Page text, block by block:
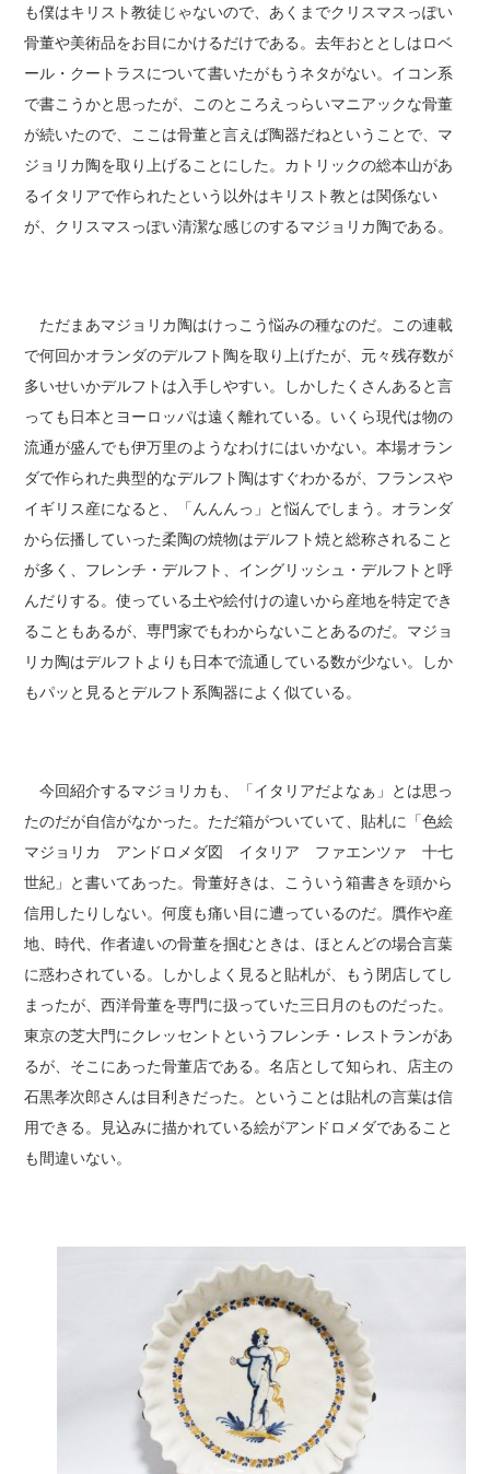
も僕はキリスト教徒じゃないので、あくまでクリスマスっぽい
骨董や美術品をお目にかけるだけである。去年おととしはロベ
ール・クートラスについて書いたがもうネタがない。イコン系
で書こうかと思ったが、このところえっらいマニアックな骨董
が続いたので、ここは骨董と言えば陶器だねということで、マ
ジョリカ陶を取り上げることにした。カトリックの総本山があ
るイタリアで作られたという以外はキリスト教とは関係ない
が、クリスマスっぽい清潔な感じのするマジョリカ陶である。
ただまあマジョリカ陶はけっこう悩みの種なのだ。この連載
で何回かオランダのデルフト陶を取り上げたが、元々残存数が
多いせいかデルフトは入手しやすい。しかしたくさんあると言
っても日本とヨーロッパは遠く離れている。いくら現代は物の
流通が盛んでも伊万里のようなわけにはいかない。本場オラン
ダで作られた典型的なデルフト陶はすぐわかるが、フランスや
イギリス産になると、「んんんっ」と悩んでしまう。オランダ
から伝播していった柔陶の焼物はデルフト焼と総称されること
が多く、フレンチ・デルフト、イングリッシュ・デルフトと呼
んだりする。使っている土や絵付けの違いから産地を特定でき
ることもあるが、専門家でもわからないことあるのだ。マジョ
リカ陶はデルフトよりも日本で流通している数が少ない。しか
もパッと見るとデルフト系陶器によく似ている。
今回紹介するマジョリカも、「イタリアだよなぁ」とは思っ
たのだが自信がなかった。ただ箱がついていて、貼札に「色絵
マジョリカ アンドロメダ図 イタリア ファエンツァ 十七
世紀」と書いてあった。骨董好きは、こういう箱書きを頭から
信用したりしない。何度も痛い目に遭っているのだ。贋作や産
地、時代、作者違いの骨董を掴むときは、ほとんどの場合言葉
に惑わされている。しかしよく見ると貼札が、もう閉店してし
まったが、西洋骨董を専門に扱っていた三日月のものだった。
東京の芝大門にクレッセントというフレンチ・レストランがあ
るが、そこにあった骨董店である。名店として知られ、店主の
石黒孝次郎さんは目利きだった。ということは貼札の言葉は信
用できる。見込みに描かれている絵がアンドロメダであること
も間違いない。